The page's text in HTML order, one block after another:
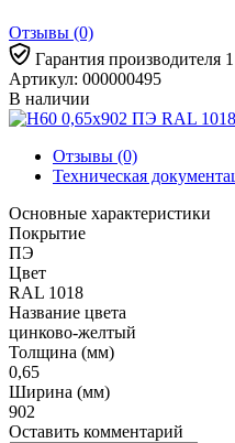
Отзывы (0)
Гарантия производителя
Артикул: 000000495
В наличии
Отзывы (0)
Техническая
Основные характеристики
Покрытие
ПЭ
Цвет
RAL 1018
Название цвета
цинково-желтый
Толщина (мм)
0,65
Ширина (мм)
902
Оставить комментарий